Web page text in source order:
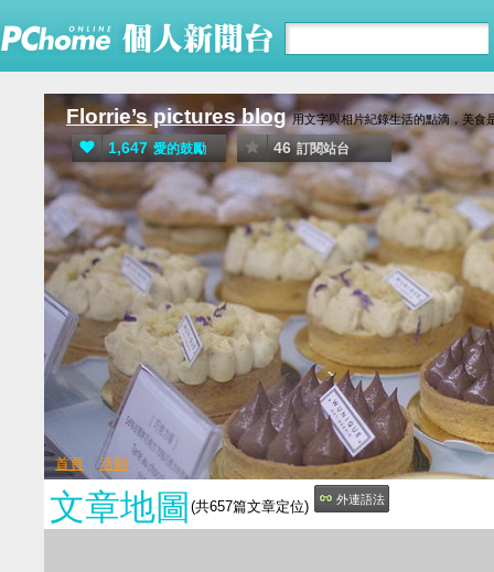
Florrie’s pictures blog 用文字與相片紀錄生活的點滴，美食
1,647 愛的鼓勵 46 訂閱站台
首頁 活動
文章地圖 (共657篇文章定位) 外連語法